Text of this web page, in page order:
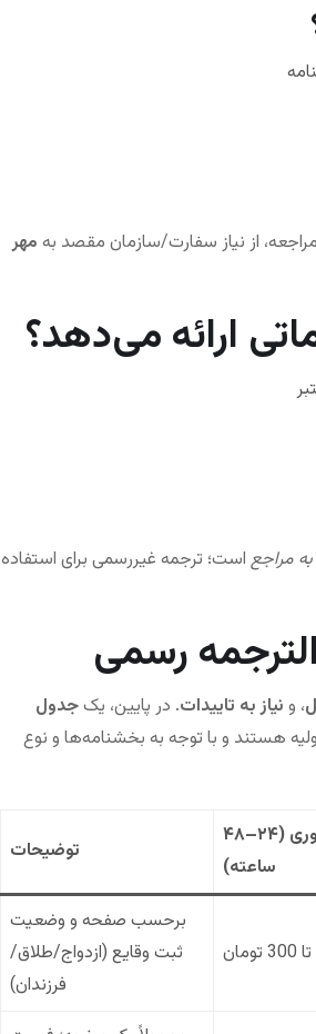
از نیاز سفارت/سازمان مقصد به مهر
ارائه می‌دهد؟
به مراجع است؛ ترجمه غیررسمی برای استفاده
رسمی
، و نیاز به تاییدات. در پایین، یکجدول
هستند و با توجه به بخشنامه‌ها و نوع
تحویل فوری (۲۴–۴۸
ساعته)
توضیحات
برحسب صفحه و وضعیت
ثبت وقایع (ازدواج/طلاق/
فرزندان)